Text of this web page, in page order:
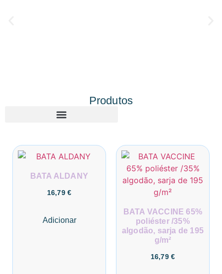
Produtos
BATA ALDANY
16,79 €
Adicionar
BATA VACCINE 65%
poliéster /35%
algodão, sarja de 195
g/m²
16,79 €